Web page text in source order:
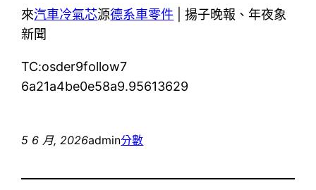
來汽車冷氣芯源德系車零件 | 揚子晚報、年夜象
新聞
TC:osder9follow7
6a21a4be0e58a9.95613629
5 6 月, 2026admin分數